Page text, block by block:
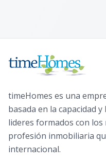
timeHomes es una
basada en la capacidad
lideres formados con los
profesión inmobiliaria
internacional.